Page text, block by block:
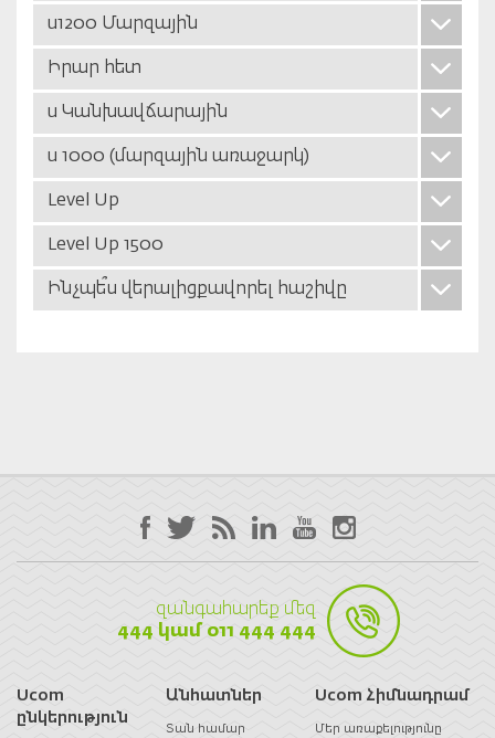
u1200 Մարզային
Իրար հետ
u Կանխավճարային
u 1000 (մարզային առաջարկ)
Level Up
Level Up 1500
Ինչպե՞ս վերալիցքավորել հաշիվը
զանգահարեք մեզ
444 կամ 011 444 444
Ucom
ընկերություն
Անհատներ
Տան համար
Ucom Հիմնադրամ
Մեր առաքելությունը